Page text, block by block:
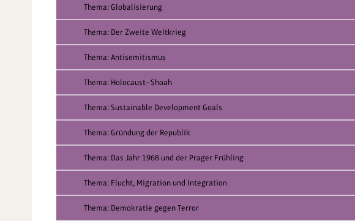
Thema: Globalisierung
Thema: Der Zweite Weltkrieg
Thema: Antisemitismus
Thema: Holocaust—Shoah
Thema: Sustainable Development Goals
Thema: Gründung der Republik
Thema: Das Jahr 1968 und der Prager Frühling
Thema: Flucht, Migration und Integration
Thema: Demokratie gegen Terror